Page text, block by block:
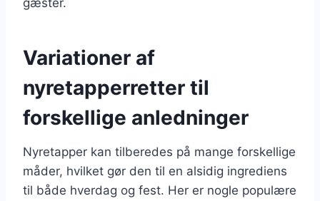
Variationer af
nyretapperretter til
forskellige anledninger
Nyretapper kan tilberedes på mange forskellige
måder, hvilket gør den til en alsidig ingrediens
til både hverdag og fest. Her er nogle populære